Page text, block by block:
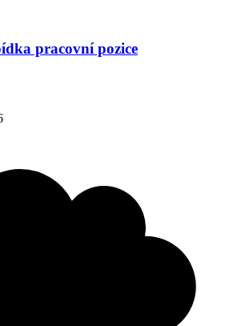
pracovní pozice